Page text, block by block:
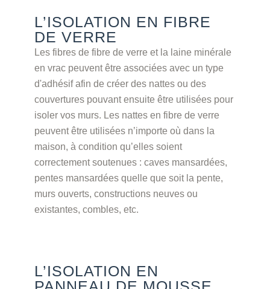
L’ISOLATION EN FIBRE
DE VERRE
Les fibres de fibre de verre et la laine minérale
en vrac peuvent être associées avec un type
d'adhésif afin de créer des nattes ou des
couvertures pouvant ensuite être utilisées pour
isoler vos murs. Les nattes en fibre de verre
peuvent être utilisées n’importe où dans la
maison, à condition qu’elles soient
correctement soutenues : caves mansardées,
pentes mansardées quelle que soit la pente,
murs ouverts, constructions neuves ou
existantes, combles, etc.
L’ISOLATION EN